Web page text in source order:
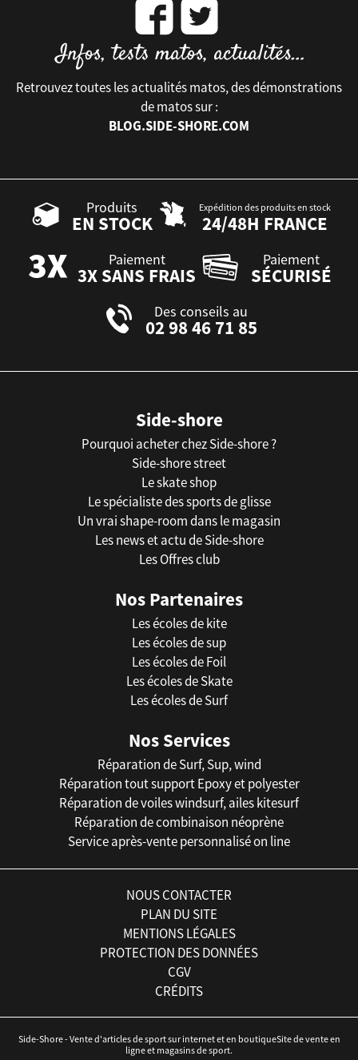
Retrouvez toutes les actualités matos, des démonstrations
de matos sur :
BLOG.SIDE-SHORE.COM
Produits
EN STOCK
Expédition des produits en stock
24/48H FRANCE
Paiement
3X SANS FRAIS
Paiement
SÉCURISÉ
Des conseils au
02 98 46 71 85
Side-shore
Pourquoi acheter chez Side-shore ?
Side-shore street
Le skate shop
Le spécialiste des sports de glisse
Un vrai shape-room dans le magasin
Les news et actu de Side-shore
Les Offres club
Nos Partenaires
Les écoles de kite
Les écoles de sup
Les écoles de Foil
Les écoles de Skate
Les écoles de Surf
Nos Services
Réparation de Surf, Sup, wind
Réparation tout support Epoxy et polyester
Réparation de voiles windsurf, ailes kitesurf
Réparation de combinaison néoprène
Service après-vente personnalisé on line
NOUS CONTACTER
PLAN DU SITE
MENTIONS LÉGALES
PROTECTION DES DONNÉES
CGV
CRÉDITS
Side-Shore - Vente d'articles de sport sur internet et en boutiqueSite de vente en
ligne et magasins de sport.